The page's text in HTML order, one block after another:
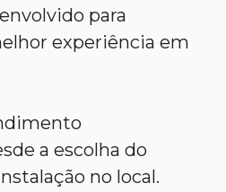
para
experiência em
a escolha do
no local.